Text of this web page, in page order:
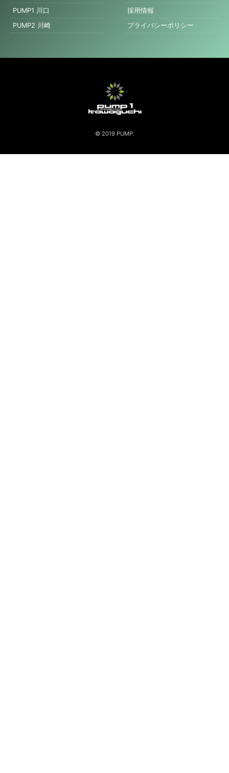
PUMP1 川口
PUMP2 川崎
採用情報
プライバシーポリシー
© 2019 PUMP.